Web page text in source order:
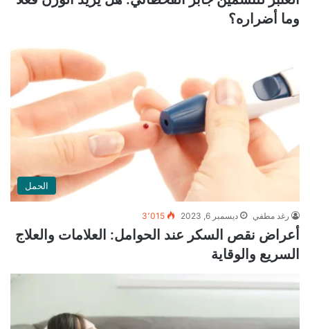
وما أضراره؟
الحمل
رغد مطفي ديسمبر 6, 2023 3٬015
أعراض نقص السكر عند الحوامل: العلامات والعلاج
السريع والوقاية